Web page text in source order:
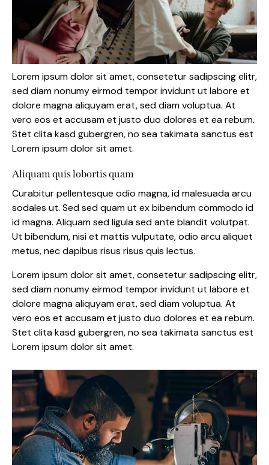
Lorem ipsum dolor sit amet, consetetur sadipscing elitr,
sed diam nonumy eirmod tempor invidunt ut labore et
dolore magna aliquyam erat, sed diam voluptua. At
vero eos et accusam et justo duo dolores et ea rebum.
Stet clita kasd gubergren, no sea takimata sanctus est
Lorem ipsum dolor sit amet.
Aliquam quis lobortis quam
Curabitur pellentesque odio magna, id malesuada arcu
sodales ut. Sed sed quam ut ex bibendum commodo id
id magna. Aliquam sed ligula sed ante blandit volutpat.
Ut bibendum, nisi et mattis vulputate, odio arcu aliquet
metus, nec dapibus risus risus quis lectus.
Lorem ipsum dolor sit amet, consetetur sadipscing elitr,
sed diam nonumy eirmod tempor invidunt ut labore et
dolore magna aliquyam erat, sed diam voluptua. At
vero eos et accusam et justo duo dolores et ea rebum.
Stet clita kasd gubergren, no sea takimata sanctus est
Lorem ipsum dolor sit amet.